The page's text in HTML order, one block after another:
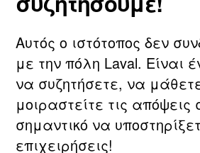
Αυτός ο ιστότοπος δεν
με την πόλη Laval. Είναι
να συζητήσετε, να
μοιραστείτε τις απόψεις
σημαντικό να
επιχειρήσεις!